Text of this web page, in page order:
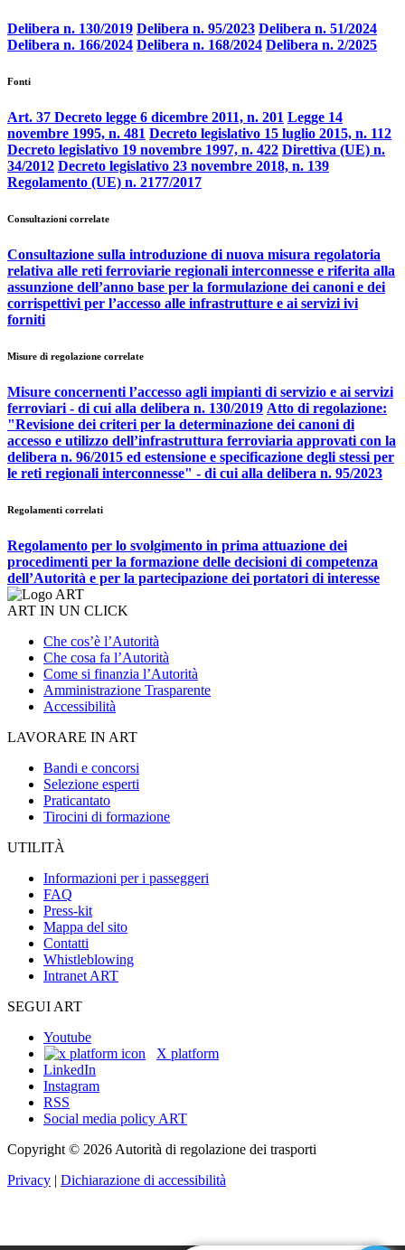
Delibera n. 130/2019 Delibera n. 95/2023 Delibera n. 51/2024
Delibera n. 166/2024 Delibera n. 168/2024 Delibera n. 2/2025
Fonti
Art. 37 Decreto legge 6 dicembre 2011, n. 201 Legge 14
novembre 1995, n. 481 Decreto legislativo 15 luglio 2015, n. 112
Decreto legislativo 19 novembre 1997, n. 422 Direttiva (UE) n.
34/2012 Decreto legislativo 23 novembre 2018, n. 139
Regolamento (UE) n. 2177/2017
Consultazioni correlate
Consultazione sulla introduzione di nuova misura regolatoria
relativa alle reti ferroviarie regionali interconnesse e riferita alla
assunzione dell’anno base per la formulazione dei canoni e dei
corrispettivi per l’accesso alle infrastrutture e ai servizi ivi
forniti
Misure di regolazione correlate
Misure concernenti l’accesso agli impianti di servizio e ai servizi
ferroviari - di cui alla delibera n. 130/2019 Atto di regolazione:
"Revisione dei criteri per la determinazione dei canoni di
accesso e utilizzo dell’infrastruttura ferroviaria approvati con la
delibera n. 96/2015 ed estensione e specificazione degli stessi per
le reti regionali interconnesse" - di cui alla delibera n. 95/2023
Regolamenti correlati
Regolamento per lo svolgimento in prima attuazione dei
procedimenti per la formazione delle decisioni di competenza
dell’Autorità e per la partecipazione dei portatori di interesse
ART IN UN CLICK
Che cos’è l’Autorità
Che cosa fa l’Autorità
Come si finanzia l’Autorità
Amministrazione Trasparente
Accessibilità
LAVORARE IN ART
Bandi e concorsi
Selezione esperti
Praticantato
Tirocini di formazione
UTILITÀ
Informazioni per i passeggeri
FAQ
Press-kit
Mappa del sito
Contatti
Whistleblowing
Intranet ART
SEGUI ART
Youtube
X platform
LinkedIn
Instagram
RSS
Social media policy ART
Copyright © 2026 Autorità di regolazione dei trasporti
Privacy | Dichiarazione di accessibilità